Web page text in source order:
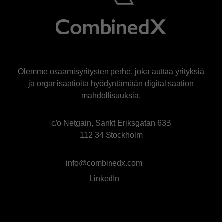
c/o Netgain, Sankt Eriksgatan 63B
112 34 Stockholm
Olemme osaamisyritysten perhe, joka auttaa yrityksiä
ja organisaatioita hyödyntämään digitalisaation
mahdollisuuksia.
info@combinedx.com
LinkedIn